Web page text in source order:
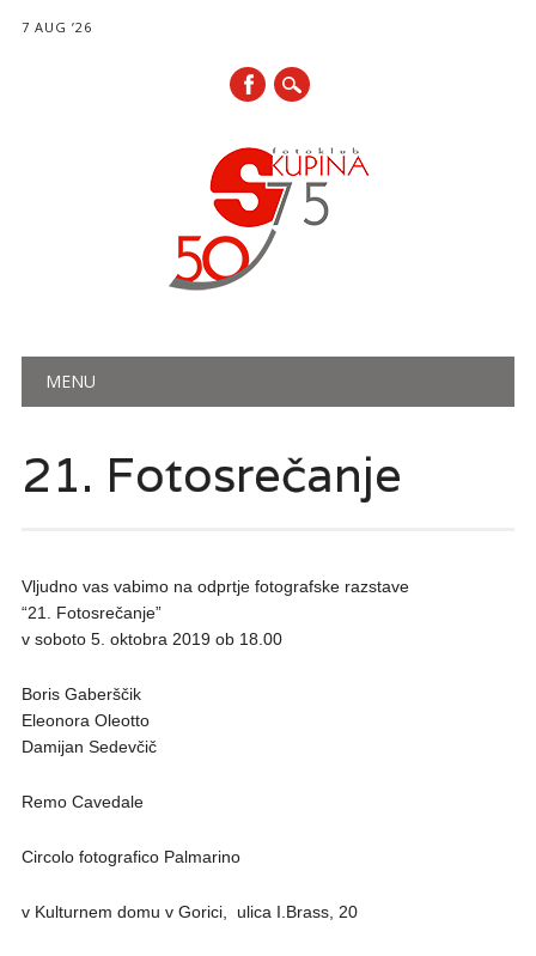
7 AUG ’26
Main menu
MENU
21. Fotosrečanje
Vljudno vas vabimo na odprtje fotografske razstave
“21. Fotosrečanje”
v soboto 5. oktobra 2019 ob 18.00
Boris Gaberščik
Eleonora Oleotto
Damijan Sedevčič
Remo Cavedale
Circolo fotografico Palmarino
v Kulturnem domu v Gorici, ulica I.Brass, 20